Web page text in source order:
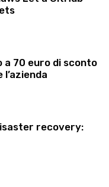
a 70 euro di sconto
recovery: